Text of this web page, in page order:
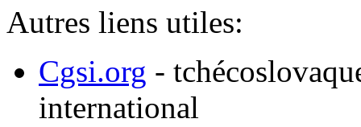
Autres liens utiles:
Cgsi.org -
international